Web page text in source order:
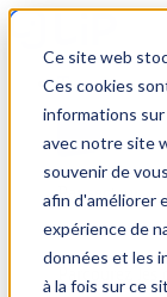
Ce site web
Ces cookies
informations
avec notre site
souvenir de
afin d'améliorer
expérience de
données et les
à la fois sur ce
Trouver un
Par secteur